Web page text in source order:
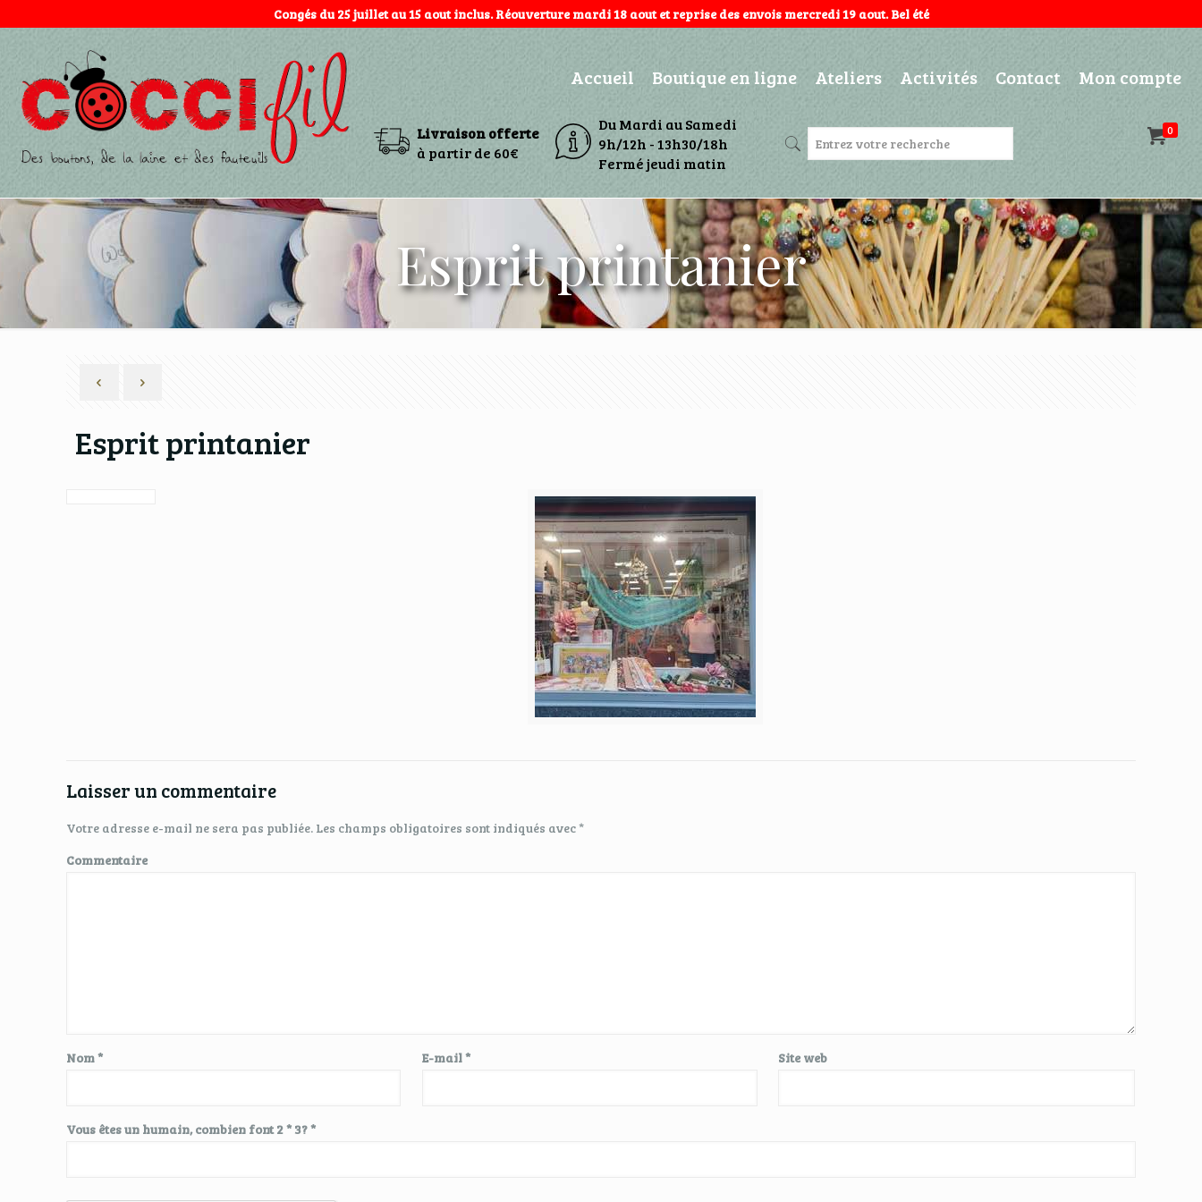
Congés du 25 juillet au 15 aout inclus. Réouverture mardi 18 aout et reprise des envois mercredi 19 aout. Bel été
Accueil Boutique en ligne Ateliers Activités Contact Mon compte
0
Livraison offerte
à partir de 60€
Du Mardi au Samedi
9h/12h - 13h30/18h
Fermé jeudi matin
Esprit printanier
Esprit printanier
Laisser un commentaire
Votre adresse e-mail ne sera pas publiée. Les champs obligatoires sont indiqués avec*
Commentaire
Nom* E-mail* Site web
Vous êtes un humain, combien font 2 * 3? *